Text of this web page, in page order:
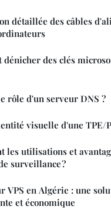
détaillée des câbles
dénicher des clés
rôle d'un serveur DNS ?
visuelle d'une TPE/
les utilisations et
surveillance ?
VPS en Algérie : une
et économique